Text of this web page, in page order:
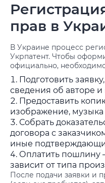
прав в
В Украине процесс
Укрпатент. Чтобы
официально,
Подготовить
сведения об авторе
Предоставить
изображение,
Собрать
договора с
иные
Оплатить пошлину
зависит от типа
После подачи заявки и